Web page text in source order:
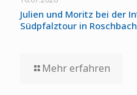
Julien und Moritz bei der
Südpfalztour in Roschbach
Mehr erfahren